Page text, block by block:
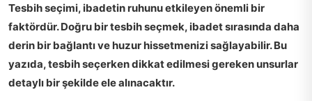
Tesbih seçimi, ibadetin ruhunu etkileyen önemli bir
faktördür. Doğru bir tesbih seçmek, ibadet sırasında daha
derin bir bağlantı ve huzur hissetmenizi sağlayabilir. Bu
yazıda, tesbih seçerken dikkat edilmesi gereken unsurlar
detaylı bir şekilde ele alınacaktır.